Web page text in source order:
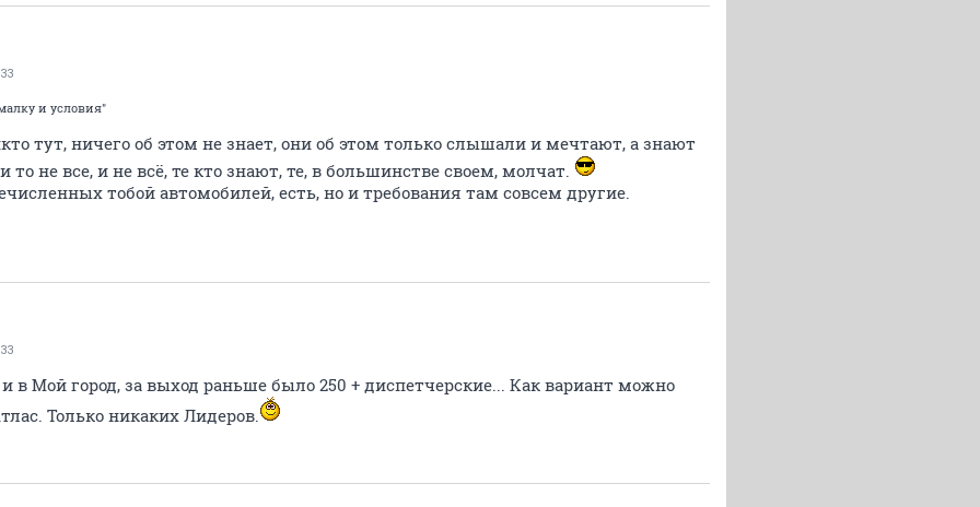
и условия"
тут, ничего об этом не знает, они об этом только слышали и мечтают, а знают
то не все, и не всё, те кто знают, те, в большинстве своем, молчат.
тобой автомобилей, есть, но и требования там совсем другие.
Мой город, за выход раньше было 250 + диспетчерские... Как вариант можно
Только никаких Лидеров.